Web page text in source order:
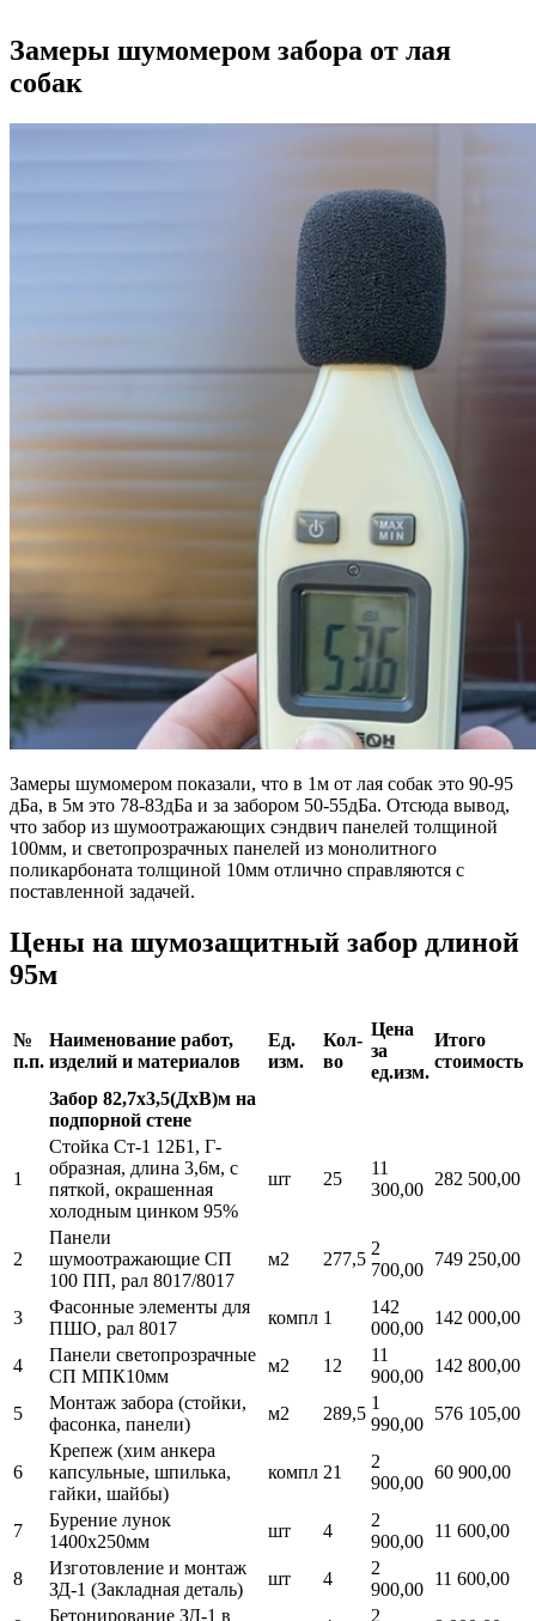
Замеры шумомером забора от лая
собак
Замеры шумомером показали, что в 1м от лая собак это 90-95
дБа, в 5м это 78-83дБа и за забором 50-55дБа. Отсюда вывод,
что забор из шумоотражающих сэндвич панелей толщиной
100мм, и светопрозрачных панелей из монолитного
поликарбоната толщиной 10мм отлично справляются с
поставленной задачей.
Цены на шумозащитный забор длиной
95м
№
п.п.
Наименование работ,
изделий и материалов
Ед.
изм.
Кол-
во
Цена
за
ед.изм.
Итого
стоимость
Забор 82,7х3,5(ДхВ)м на
подпорной стене
1
Стойка Ст-1 12Б1, Г-
образная, длина 3,6м, с
пяткой, окрашенная
холодным цинком 95%
шт 25
11
300,00
282 500,00
2
Панели
шумоотражающие СП
100 ПП, рал 8017/8017
м2 277,5
2
700,00
749 250,00
3
Фасонные элементы для
ПШО, рал 8017
компл 1
142
000,00
142 000,00
4
Панели светопрозрачные
СП МПК10мм
м2 12
11
900,00
142 800,00
5
Монтаж забора (стойки,
фасонка, панели)
м2 289,5
1
990,00
576 105,00
6
Крепеж (хим анкера
капсульные, шпилька,
гайки, шайбы)
компл 21
2
900,00
60 900,00
7
Бурение лунок
1400х250мм
шт 4
2
900,00
11 600,00
8
Изготовление и монтаж
ЗД-1 (Закладная деталь)
шт 4
2
900,00
11 600,00
Бетонирование ЗД-1 в 2